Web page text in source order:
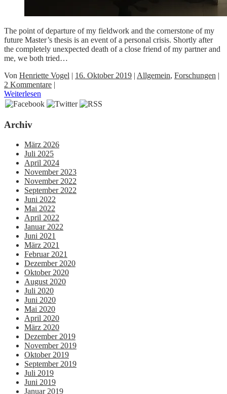
The point of departure of my fieldwork and the cornerstone of my
future Master’s thesis is an event of a personal crisis. Shortly after
the completely unexpected death of a close friend of my partner and
me, we both tried…
Von Henriette Vogel | 16. Oktober 2019 | Allgemein, Forschungen |
2 Kommentare |
Weiterlesen
Archiv
März 2026
Juli 2025
April 2024
November 2023
November 2022
September 2022
Juni 2022
Mai 2022
April 2022
Januar 2022
Juni 2021
März 2021
Februar 2021
Dezember 2020
Oktober 2020
August 2020
Juli 2020
Juni 2020
Mai 2020
April 2020
März 2020
Dezember 2019
November 2019
Oktober 2019
September 2019
Juli 2019
Juni 2019
Januar 2019